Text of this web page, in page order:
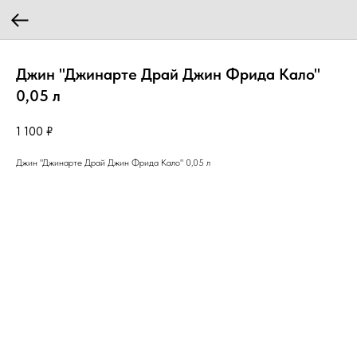
Джин "Джинарте Драй Джин Фрида Кало"
0,05 л
1 100 ₽
Джин "Джинарте Драй Джин Фрида Кало" 0,05 л